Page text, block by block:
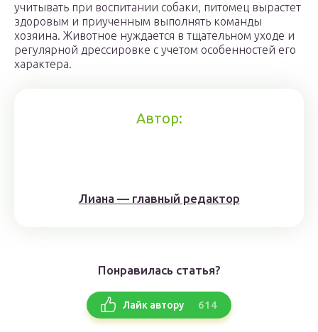
учитывать при воспитании собаки, питомец вырастет
здоровым и приученным выполнять команды
хозяина. Животное нуждается в тщательном уходе и
регулярной дрессировке с учетом особенностей его
характера.
Автор:
Лиана — главный редактор
Понравилась статья?
Лайк автору 614